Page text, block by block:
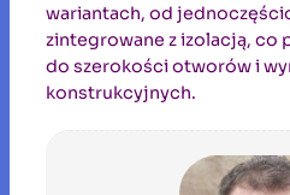
wariantach, od
zintegrowane z izolacją, co
do szerokości otworów i
konstrukcyjnych.